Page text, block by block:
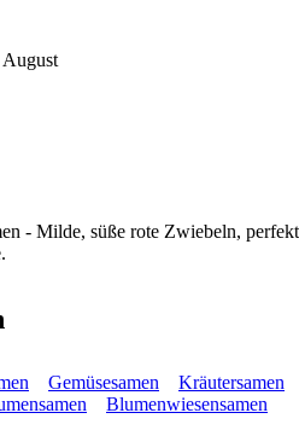
August
- Milde, süße rote Zwiebeln, perfekt
Gemüsesamen
Kräutersamen
Blumenwiesensamen